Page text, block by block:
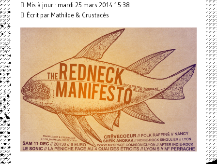
Mis à jour : mardi 25 mars 2014 15:38
Écrit par Mathilde & Crustacés